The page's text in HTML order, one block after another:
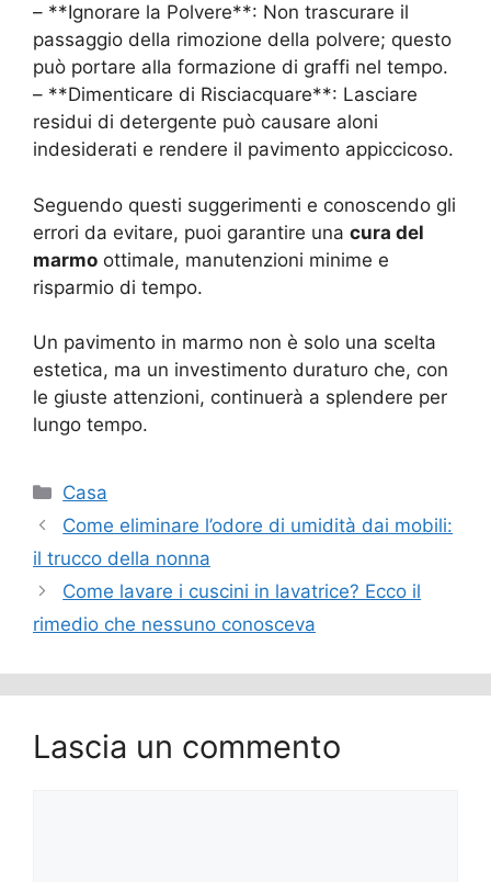
– **Ignorare la Polvere**: Non trascurare il
passaggio della rimozione della polvere; questo
può portare alla formazione di graffi nel tempo.
– **Dimenticare di Risciacquare**: Lasciare
residui di detergente può causare aloni
indesiderati e rendere il pavimento appiccicoso.
Seguendo questi suggerimenti e conoscendo gli
errori da evitare, puoi garantire una cura del
marmo ottimale, manutenzioni minime e
risparmio di tempo.
Un pavimento in marmo non è solo una scelta
estetica, ma un investimento duraturo che, con
le giuste attenzioni, continuerà a splendere per
lungo tempo.
Categorie
Casa
Come eliminare l’odore di umidità dai mobili:
il trucco della nonna
Come lavare i cuscini in lavatrice? Ecco il
rimedio che nessuno conosceva
Lascia un commento